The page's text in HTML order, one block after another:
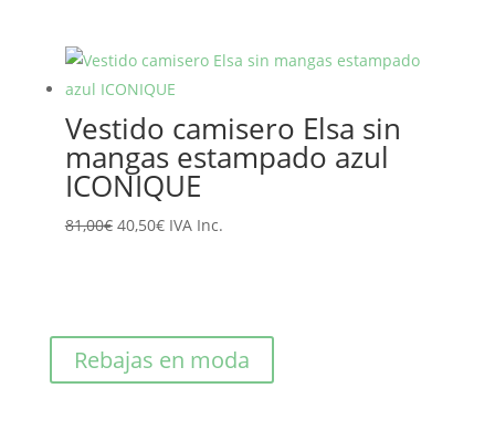
era:
125,00€.
es:
62,50€.
Vestido camisero Elsa sin
mangas estampado azul
ICONIQUE
81,00€ El
81,00€.
40,50€El
40,50€.
IVA Inc.
Rebajas en moda